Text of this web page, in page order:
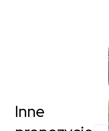
Inne